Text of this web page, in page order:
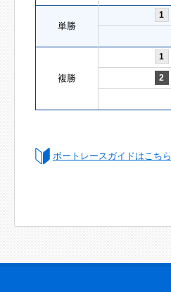
単勝
1
複勝
1
2
ボートレースガイドはこちら